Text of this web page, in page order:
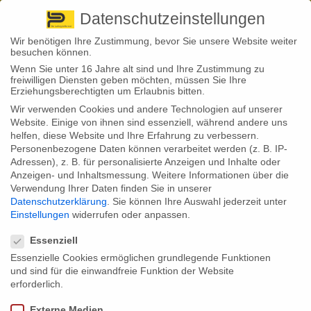
+ 49 3501 528571 |
Back to News
10
Sep.
Stephan Fröhlich
Gutverdiener werden sich auch im kommenden Jahr auf steigende
Kosten in der Sozialversicherung einstellen müssen. Das geht aus
den vorab veröffentlichten Rechengrößen für das Jahr 2020 hervor.
privaten Anbieter wechseln will, muss mehr verdienen.
Es ist eine wiederkehrende Prozedur: Jedes Jahr werden die
Rechengrößen in der Sozialversicherung neu festgesetzt. Sie regeln
unter anderem, wie viel Geld Gutverdiener in der Renten- und
sich privat krankenversichern darf. Ausgangspunkt für diese Werte ist
Datenschutzeinstellungen
Wir benötigen Ihre Zustimmung, bevor Sie unsere Website weiter
besuchen können.
Wenn Sie unter 16 Jahre alt sind und Ihre Zustimmung zu
freiwilligen Diensten geben möchten, müssen Sie Ihre
Erziehungsberechtigten um Erlaubnis bitten.
Wir verwenden Cookies und andere Technologien auf unserer
Website. Einige von ihnen sind essenziell, während andere uns
helfen, diese Website und Ihre Erfahrung zu verbessern.
Personenbezogene Daten können verarbeitet werden (z. B. IP-
Adressen), z. B. für personalisierte Anzeigen und Inhalte oder
Anzeigen- und Inhaltsmessung. Weitere Informationen über die
Verwendung Ihrer Daten finden Sie in unserer
Datenschutzerklärung
Sie können Ihre Auswahl jederzeit unter
Einstellungen widerrufen oder anpassen.
Essenziell
Essenzielle Cookies ermöglichen grundlegende Funktionen
und sind für die einwandfreie Funktion der Website
erforderlich.